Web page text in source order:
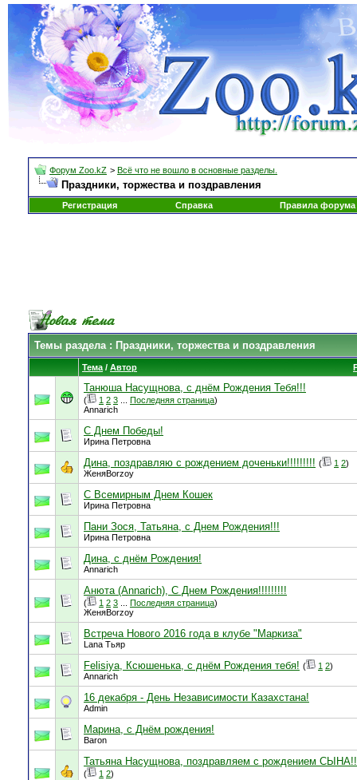
Форум Zoo.kZ > Всё что не вошло в основные разделы.
Праздники, торжества и поздравления
Регистрация Справка Правила форума
Темы раздела: Праздники, торжества и поздравления
Тема / Автор
Танюша Насущнова, с днём Рождения Тебя!!!
( 1 2 3 Последняя страница)
Annarich
С Днем Победы!
Ирина Петровна
Дина, поздравляю с рождением доченьки!!!!!!!!! ( 1 2)
ЖеняBorzoy
С Всемирным Днем Кошек
Ирина Петровна
Пани Зося, Татьяна, с Днем Рождения!!!
Ирина Петровна
Дина, с днём Рождения!
Annarich
Анюта (Annarich), С Днем Рождения!!!!!!!!!
( 1 2 3 Последняя страница)
ЖеняBorzoy
Встреча Нового 2016 года в клубе "Маркиза"
Lana Тьяр
Felisiya, Ксюшенька, с днём Рождения тебя! ( 1 2)
Annarich
16 декабря - День Независимости Казахстана!
Admin
Марина, с Днём рождения!
Baron
Татьяна Насущнова, поздравляем с рождением
( 1 2)